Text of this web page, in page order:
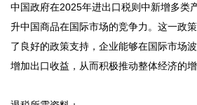
中国政府在2025年进出口税则中新增多类
升中国商品在国际市场的竞争力。这一政
了良好的政策支持，企业能够在国际市场
增加出口收益，从而积极推动整体经济的增